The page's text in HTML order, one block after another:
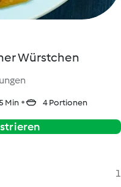
Würstchen
Min 4 Portionen
1